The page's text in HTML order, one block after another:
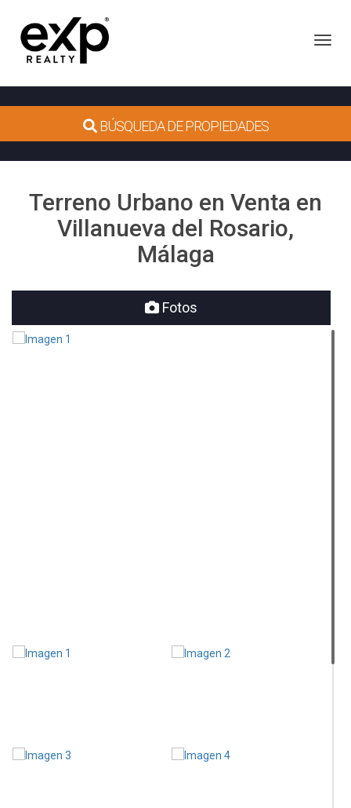
BÚSQUEDA DE PROPIEDADES
Terreno Urbano en Venta en
Villanueva del Rosario,
Málaga
Fotos